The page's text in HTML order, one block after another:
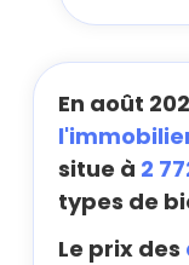
En août
situe à 2
types de
Le prix des